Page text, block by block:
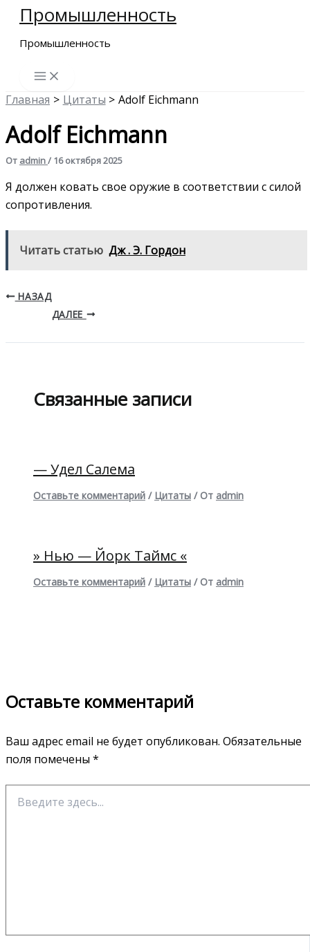
Перейти
содержимому
Промышленность
Промышленность
Главная Цитаты Adolf Eichmann
Adolf Eichmann
От admin/ 16 октября 2025
Я должен ковать свое оружие в соответствии с силой
сопротивления.
Читать статью Дж . Э. Гордон
НАЗАД
ДАЛЕЕ
Связанные записи
— Удел Салема
Оставьте комментарий / Цитаты / От admin
» Нью — Йорк Таймс «
Оставьте комментарий / Цитаты / От admin
Оставьте комментарий
Ваш адрес email не будет опубликован. Обязательные
поля помечены *
здесь...